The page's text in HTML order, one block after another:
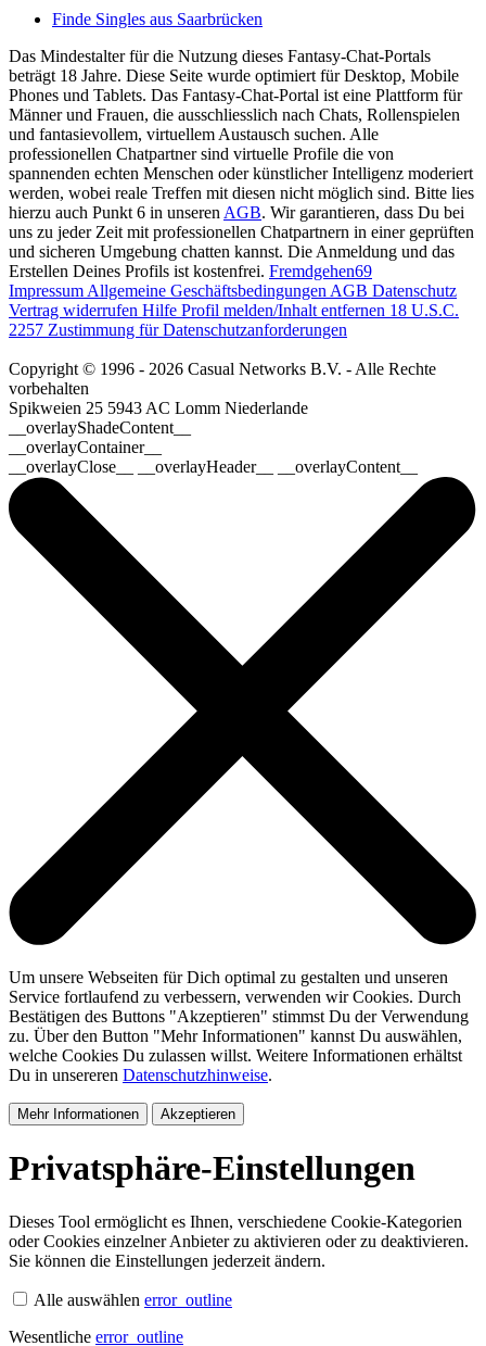
Finde Singles aus Saarbrücken
Das Mindestalter für die Nutzung dieses Fantasy-Chat-Portals
beträgt 18 Jahre. Diese Seite wurde optimiert für Desktop, Mobile
Phones und Tablets. Das Fantasy-Chat-Portal ist eine Plattform für
Männer und Frauen, die ausschliesslich nach Chats, Rollenspielen
und fantasievollem, virtuellem Austausch suchen. Alle
professionellen Chatpartner sind virtuelle Profile die von
spannenden echten Menschen oder künstlicher Intelligenz moderiert
werden, wobei reale Treffen mit diesen nicht möglich sind. Bitte lies
hierzu auch Punkt 6 in unseren AGB. Wir garantieren, dass Du bei
uns zu jeder Zeit mit professionellen Chatpartnern in einer geprüften
und sicheren Umgebung chatten kannst. Die Anmeldung und das
Erstellen Deines Profils ist kostenfrei. Fremdgehen69
Impressum Allgemeine Geschäftsbedingungen AGB Datenschutz
Vertrag widerrufen Hilfe Profil melden/Inhalt entfernen 18 U.S.C.
2257 Zustimmung für Datenschutzanforderungen
Copyright © 1996 - 2026 Casual Networks B.V. - Alle Rechte
vorbehalten
Spikweien 25 5943 AC Lomm Niederlande
__overlayShadeContent__
__overlayContainer__
__overlayClose__ __overlayHeader__ __overlayContent__
Um unsere Webseiten für Dich optimal zu gestalten und unseren
Service fortlaufend zu verbessern, verwenden wir Cookies. Durch
Bestätigen des Buttons "Akzeptieren" stimmst Du der Verwendung
zu. Über den Button "Mehr Informationen" kannst Du auswählen,
welche Cookies Du zulassen willst. Weitere Informationen erhältst
Du in unsereren Datenschutzhinweise.
Mehr Informationen Akzeptieren
Privatsphäre-Einstellungen
Dieses Tool ermöglicht es Ihnen, verschiedene Cookie-Kategorien
oder Cookies einzelner Anbieter zu aktivieren oder zu deaktivieren.
Sie können die Einstellungen jederzeit ändern.
Alle auswählen error_outline
Wesentliche error_outline